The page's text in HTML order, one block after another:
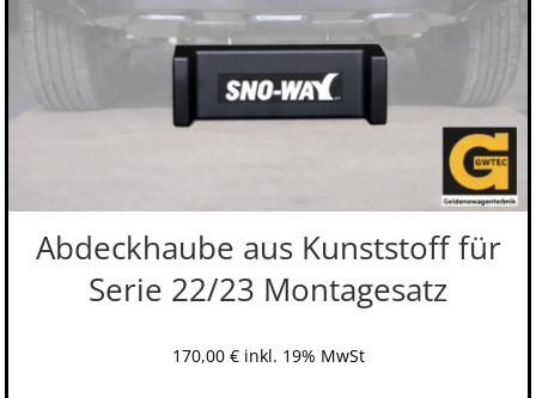
Abdeckhaube aus Kunststoff für
Serie 22/23 Montagesatz
170,00 € inkl. 19% MwSt